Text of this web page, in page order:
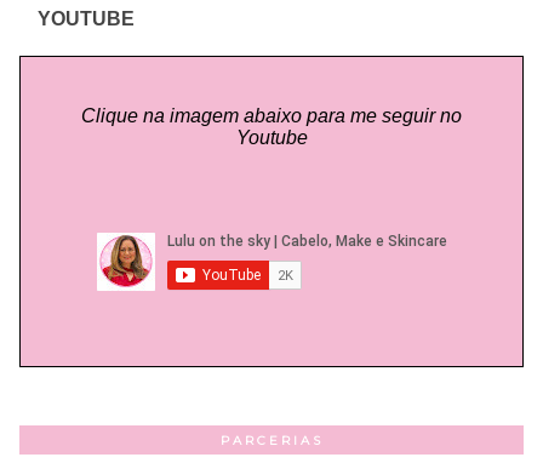
YOUTUBE
Clique na imagem abaixo para me seguir no
Youtube
PARCERIAS